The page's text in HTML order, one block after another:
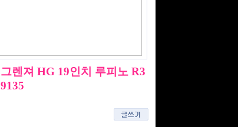
그렌져 HG 19인치 루피노 R3
9135